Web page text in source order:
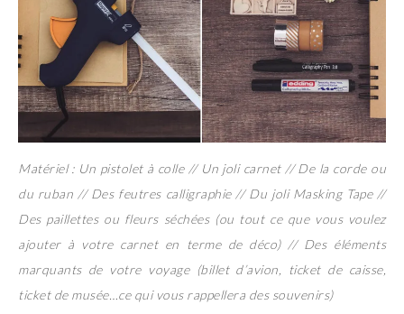
Matériel : Un pistolet à colle // Un joli carnet // De la corde ou
du ruban // Des feutres calligraphie // Du joli Masking Tape //
Des paillettes ou fleurs séchées (ou tout ce que vous voulez
ajouter à votre carnet en terme de déco) // Des éléments
marquants de votre voyage (billet d’avion, ticket de caisse,
ticket de musée…ce qui vous rappellera des souvenirs)